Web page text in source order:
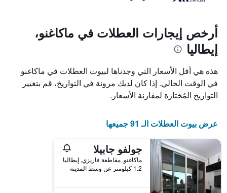
أرخص إيجارات العطلات في ماكاغنو،
إيطاليا
هذه هي أقل الأسعار التي وجدناها لبيوت العطلات في ماكاغنو
في الوقت الحالي. إذا كان لديك مرونة في التواريخ، قم بتغيير
التواريخ المُختارة لمقارنة الأسعار.
عرض بيوت العطلات الـ 91 جميعها
جولفو جابيلا
ماكاغنو, مقاطعة فاريزي, إيطاليا
1.2 كيلومتر عن وسط المدينة